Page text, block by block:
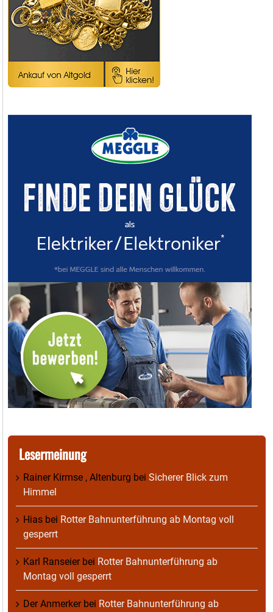
Lesermeinung
Rainer Kirmse , Altenburg bei Sicherer Blick zum
Himmel
Hias bei Rotter Bahnunterführung ab Montag voll
gesperrt
Karl Ranseierbei Rotter Bahnunterführung ab
Montag voll gesperrt
Der Anmerkerbei Rotter Bahnunterführung ab